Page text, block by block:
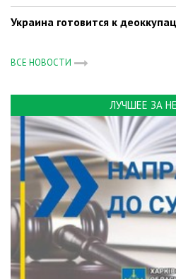
Украина готовится к
ВСЕ НОВОСТИ
ЛУЧШЕЕ ЗА